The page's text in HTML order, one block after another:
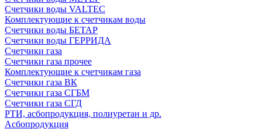
Счетчики воды VALTEC
Комплектующие к счетчикам воды
Счетчики воды БЕТАР
Счетчики воды ГЕРРИДА
Счетчики газа
Счетчики газа прочее
Комплектующие к счетчикам газа
Счетчики газа ВК
Счетчики газа СГБМ
Счетчики газа СГД
РТИ, асбопродукция, полиуретан и др.
Асбопродукция